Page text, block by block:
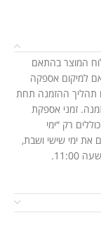
להזמנות שיתקבלו עד 11:00 משלוח המוצר בהתאם
למיקום אספקה
תהליך ההזמנה תחת
זמני אספקת
רק “ימי
את ימי שישי ושבת,
ערבי חג וימי חג (חול המועד), יום העסקים מסתיים בשעה 11:00.